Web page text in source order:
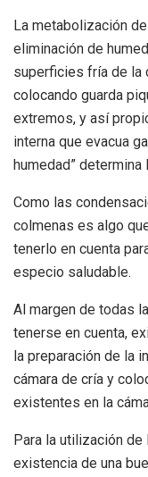
La metabolización
eliminación de
superficies fría de la
colocando guarda
extremos, y así
interna que evacua
humedad” determina
Como las
colmenas es algo
tenerlo en cuenta
especio saludable.
Al margen de todas
tenerse en cuenta,
la preparación de la
cámara de cría y
existentes en la
Para la utilización
existencia de una